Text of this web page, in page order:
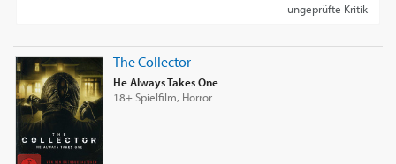
ungeprüfte Kritik
The Collector
He Always Takes One
18+ Spielfilm, Horror